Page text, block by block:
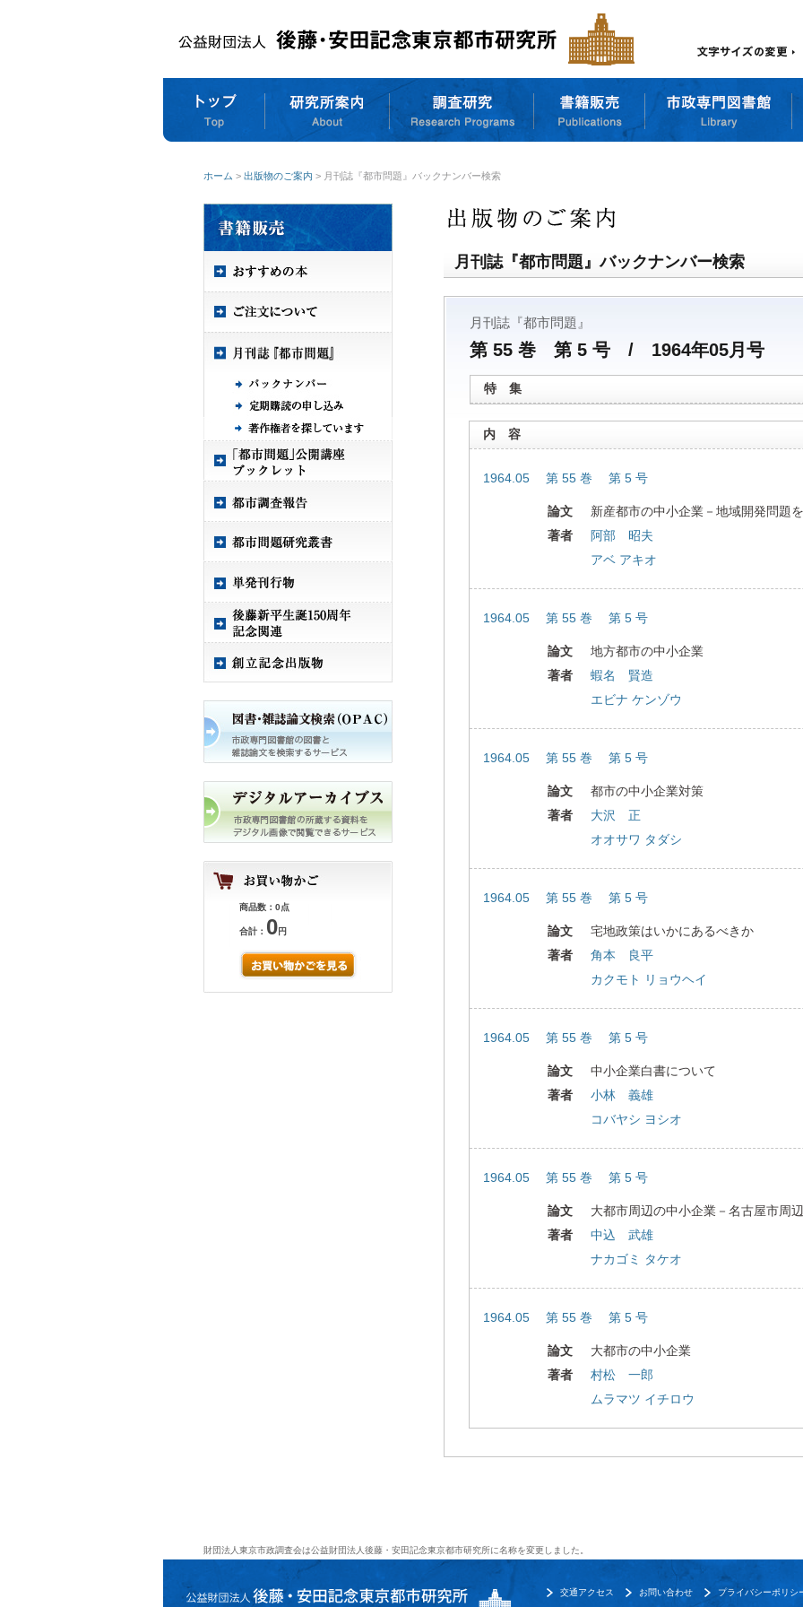
ホーム > 出版物のご案内 > 月刊誌『都市問題』バックナンバー検索
商品数：0点
合計： 0円
月刊誌『都市問題』バックナンバー検索
月刊誌『都市問題』
第 55 巻 第 5 号 / 1964年05月号
特 集
内 容
1964.05 第 55 巻 第 5 号
論文
新産都市の中小企業－地域開発問題
著者
阿部 昭夫
アベ アキオ
1964.05 第 55 巻 第 5 号
論文
地方都市の中小企業
著者
蝦名 賢造
エビナ ケンゾウ
1964.05 第 55 巻 第 5 号
論文
都市の中小企業対策
著者
大沢 正
オオサワ タダシ
1964.05 第 55 巻 第 5 号
論文
宅地政策はいかにあるべきか
著者
角本 良平
カクモト リョウヘイ
1964.05 第 55 巻 第 5 号
論文
中小企業白書について
著者
小林 義雄
コバヤシ ヨシオ
1964.05 第 55 巻 第 5 号
論文
大都市周辺の中小企業－名古屋市周
著者
中込 武雄
ナカゴミ タケオ
1964.05 第 55 巻 第 5 号
論文
大都市の中小企業
著者
村松 一郎
ムラマツ イチロウ
財団法人東京市政調査会は公益財団法人後藤・安田記念東京都市研究所に名称を変更しました。
プライバシーポリシ
お問い合わせ
交通アクセス